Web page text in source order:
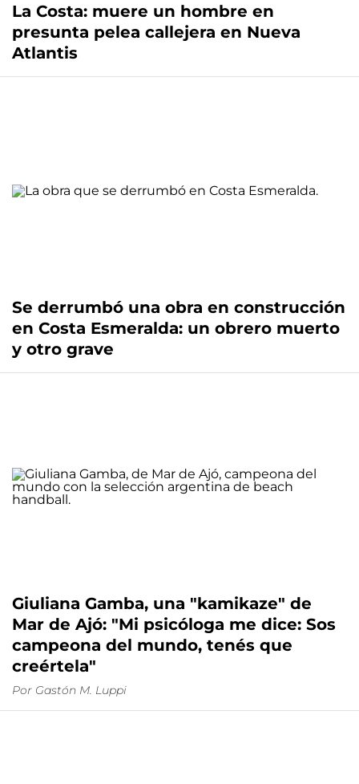
La Costa: muere un hombre en
presunta pelea callejera en Nueva
Atlantis
Se derrumbó una obra en construcción
en Costa Esmeralda: un obrero muerto
y otro grave
Giuliana Gamba, una "kamikaze" de
Mar de Ajó: "Mi psicóloga me dice: Sos
campeona del mundo, tenés que
creértela"
Por Gastón M. Luppi